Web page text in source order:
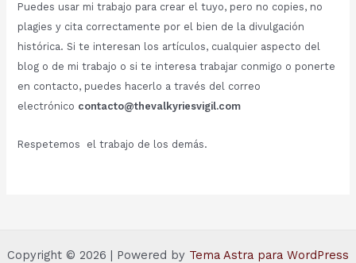
Puedes usar mi trabajo para crear el tuyo, pero no copies, no
plagies y cita correctamente por el bien de la divulgación
histórica. Si te interesan los artículos, cualquier aspecto del
blog o de mi trabajo o si te interesa trabajar conmigo o ponerte
en contacto, puedes hacerlo a través del correo
electrónico contacto@thevalkyriesvigil.com
Respetemos el trabajo de los demás.
Copyright © 2026 | Powered by Tema Astra para WordPress